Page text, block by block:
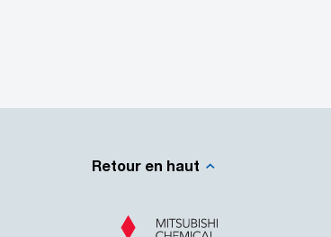
Retour en haut